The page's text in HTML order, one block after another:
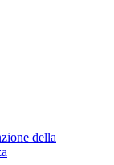
della